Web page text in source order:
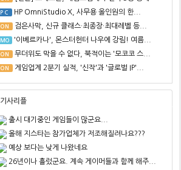
PC HP OmniStudio X, 사무용 올인원의 한...
ON 검은사막, 신규 클래스·최종장·최대레벨 등...
MO '이베르카나', 몬스터헌터 나우에 강림! 여름...
ON 무더위도 막을 수 없다, 북적이는 '모코코 스...
ON 게임업계 2분기 실적, '신작'과 '글로벌 IP'...
기사리플
출시 대기중인 게임들이 많군요...
올해 지스타는 참가업체가 저조해질려나요???
예상 보다는 낮게 나왔네요
26년이나 흘렀군요. 계속 게이머들과 함께 해주...